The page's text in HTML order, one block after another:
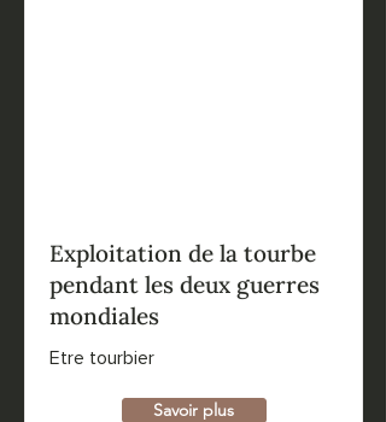
Exploitation de la tourbe
pendant les deux guerres
mondiales
Etre tourbier
Savoir plus